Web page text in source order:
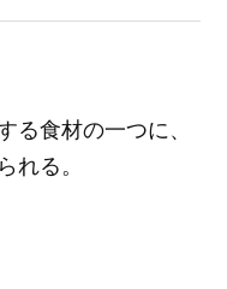
る食材の一つに、
れる。